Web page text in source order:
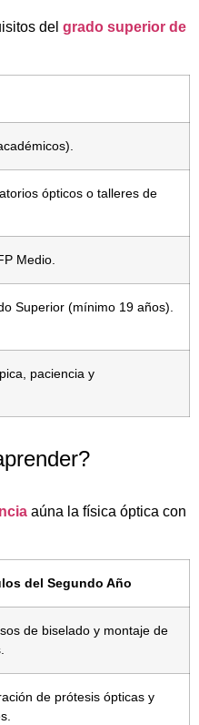
del grado superior de
ópticos o talleres de
Medio.
Superior (mínimo 19 años).
paciencia y
aúna la física óptica con
del Segundo Año
de biselado y montaje de
de prótesis ópticas y